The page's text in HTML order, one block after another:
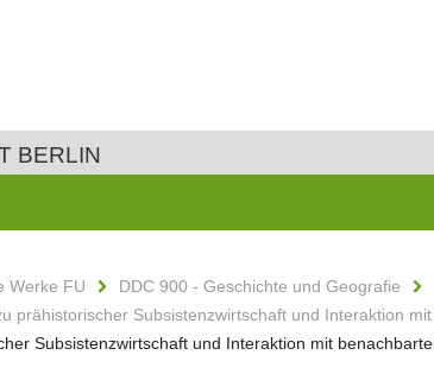
BERLIN
Werke FU DDC 900 - Geschichte und Geografie
Subsistenzwirtschaft und Interaktion
Subsistenzwirtschaft und Interaktion mit